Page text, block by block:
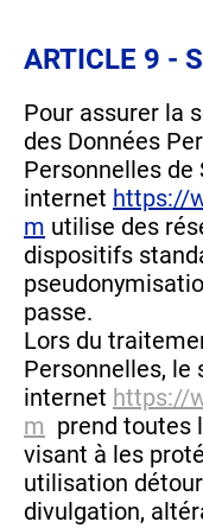
ARTICLE 9 -
Pour assurer la
des Données
Personnelles de
internet https://
m utilise des
dispositifs
passe.
Lors du
Personnelles, le
internet https://
m prend toutes
visant à les
utilisation
divulgation,